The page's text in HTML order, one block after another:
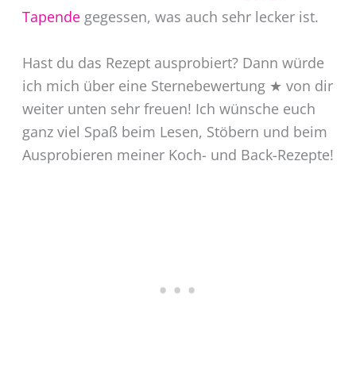
Tapendegegessen, was auch sehr lecker ist.
Hast du das Rezept ausprobiert? Dann würde
ich mich über eine Sternebewertung ★ von dir
weiter unten sehr freuen! Ich wünsche euch
ganz viel Spaß beim Lesen, Stöbern und beim
Ausprobieren meiner Koch- und Back-Rezepte!